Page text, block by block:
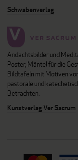
Schwabenverlag
Andachtsbilder und
Poster, Mäntel für die
Bildtafeln mit Motiven
pastorale und
Betrachten.
Kunstverlag Ver Sacrum